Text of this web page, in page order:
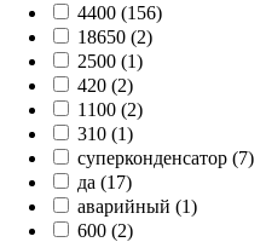
4400 (156)
18650 (2)
2500 (1)
420 (2)
1100 (2)
310 (1)
суперконденсатор (7)
да (17)
аварийный (1)
600 (2)